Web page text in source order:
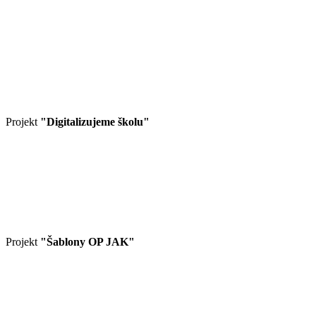
Projekt "Digitalizujeme školu"
Projekt "Šablony OP JAK"